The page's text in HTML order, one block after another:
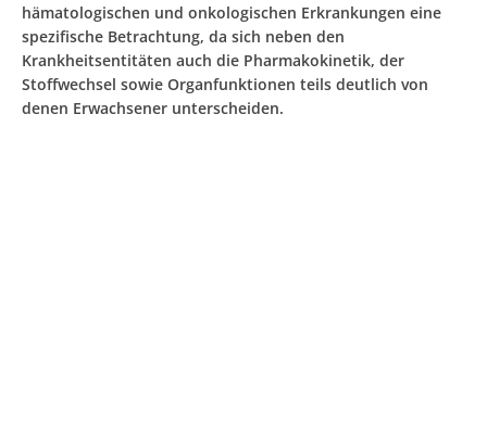
hämatologischen und onkologischen Erkrankungen eine
spezifische Betrachtung, da sich neben den
Krankheitsentitäten auch die Pharmakokinetik, der
Stoffwechsel sowie Organfunktionen teils deutlich von
denen Erwachsener unterscheiden.